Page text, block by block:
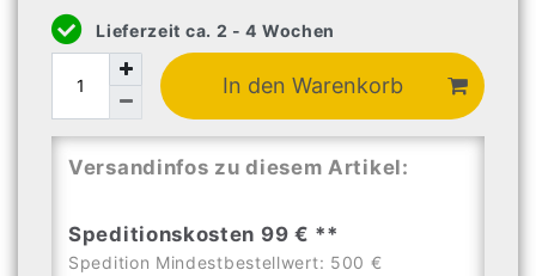
Lieferzeit ca. 2 - 4 Wochen
In den Warenkorb
Versandinfos zu diesem Artikel:
Speditionskosten 99 € **
Spedition Mindestbestellwert: 500 €